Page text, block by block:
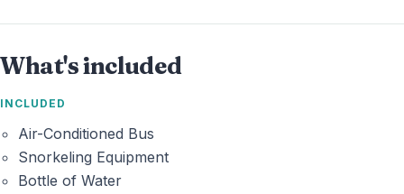
What's included
INCLUDED
Air-Conditioned Bus
Snorkeling Equipment
Bottle of Water